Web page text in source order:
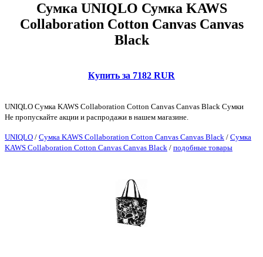
Сумка UNIQLO Сумка KAWS
Collaboration Cotton Canvas Canvas
Black
Купить за 7182 RUR
UNIQLO Сумка KAWS Collaboration Cotton Canvas Canvas Black Сумки
Не пропускайте акции и распродажи в нашем магазине.
UNIQLO / Сумка KAWS Collaboration Cotton Canvas Canvas Black / Сумка
KAWS Collaboration Cotton Canvas Canvas Black / подобные товары